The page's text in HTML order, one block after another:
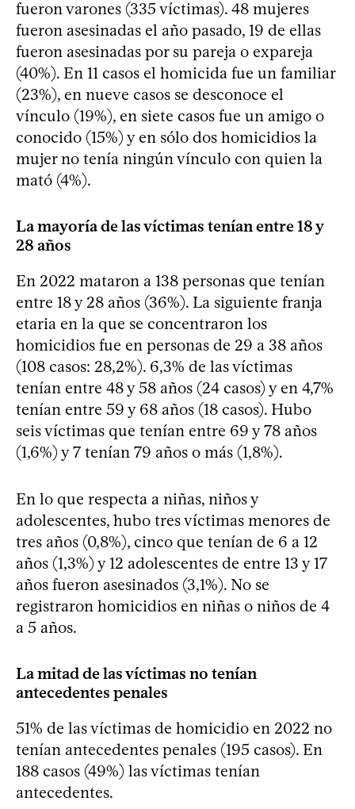
fueron varones (335 víctimas). 48 mujeres
fueron asesinadas el año pasado, 19 de ellas
fueron asesinadas por su pareja o expareja
(40%). En 11 casos el homicida fue un familiar
(23%), en nueve casos se desconoce el
vínculo (19%), en siete casos fue un amigo o
conocido (15%) y en sólo dos homicidios la
mujer no tenía ningún vínculo con quien la
mató (4%).
La mayoría de las víctimas tenían entre 18 y
28 años
En 2022 mataron a 138 personas que tenían
entre 18 y 28 años (36%). La siguiente franja
etaria en la que se concentraron los
homicidios fue en personas de 29 a 38 años
(108 casos: 28,2%). 6,3% de las víctimas
tenían entre 48 y 58 años (24 casos) y en 4,7%
tenían entre 59 y 68 años (18 casos). Hubo
seis víctimas que tenían entre 69 y 78 años
(1,6%) y 7 tenían 79 años o más (1,8%).
En lo que respecta a niñas, niños y
adolescentes, hubo tres víctimas menores de
tres años (0,8%), cinco que tenían de 6 a 12
años (1,3%) y 12 adolescentes de entre 13 y 17
años fueron asesinados (3,1%). No se
registraron homicidios en niñas o niños de 4
a 5 años.
La mitad de las víctimas no tenían
antecedentes penales
51% de las víctimas de homicidio en 2022 no
tenían antecedentes penales (195 casos). En
188 casos (49%) las víctimas tenían
antecedentes.